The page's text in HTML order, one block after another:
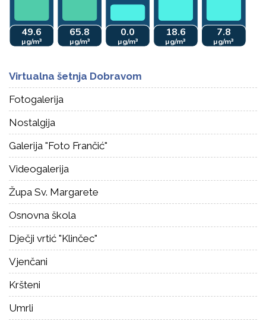
Virtualna šetnja Dobravom
Fotogalerija
Nostalgija
Galerija "Foto Frančić"
Videogalerija
Župa Sv. Margarete
Osnovna škola
Dječji vrtić "Klinčec"
Vjenčani
Kršteni
Umrli